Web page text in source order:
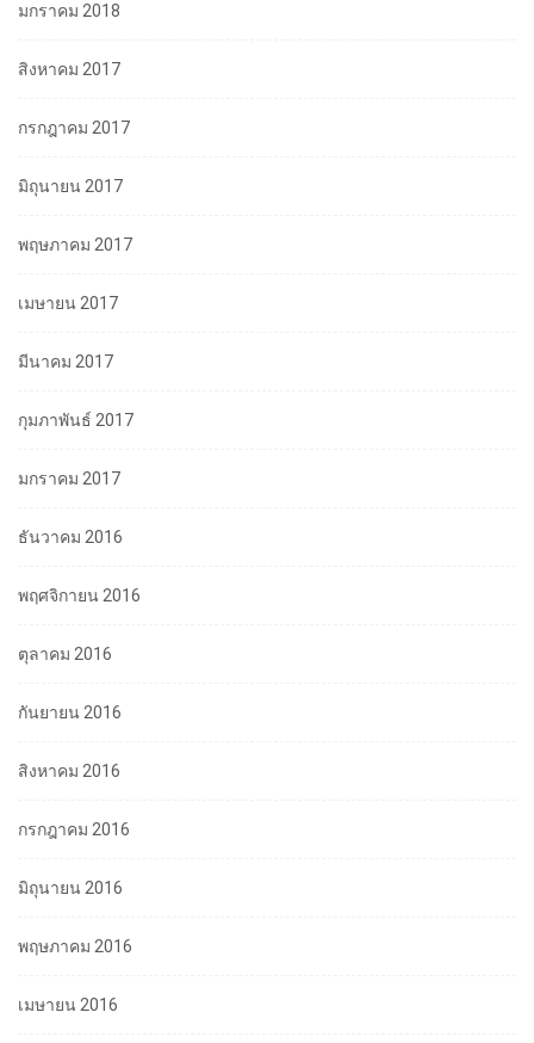
มกราคม 2018
สิงหาคม 2017
กรกฎาคม 2017
มิถุนายน 2017
พฤษภาคม 2017
เมษายน 2017
มีนาคม 2017
กุมภาพันธ์ 2017
มกราคม 2017
ธันวาคม 2016
พฤศจิกายน 2016
ตุลาคม 2016
กันยายน 2016
สิงหาคม 2016
กรกฎาคม 2016
มิถุนายน 2016
พฤษภาคม 2016
เมษายน 2016